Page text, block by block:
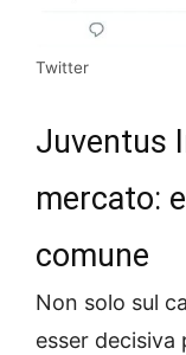
Twitter
Juventus
mercato:
comune
Non solo sul
esser